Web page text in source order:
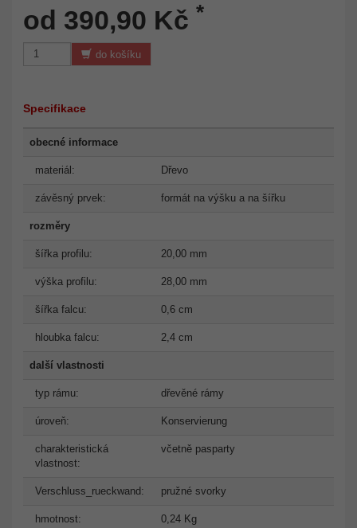
od 390,90 Kč *
do košíku
Specifikace
obecné informace
materiál: Dřevo
závěsný prvek: formát na výšku a na šířku
rozměry
šířka profilu: 20,00 mm
výška profilu: 28,00 mm
šířka falcu: 0,6 cm
hloubka falcu: 2,4 cm
další vlastnosti
typ rámu: dřevěné rámy
úroveň: Konservierung
charakteristická
vlastnost:
včetně pasparty
Verschluss_rueckwand: pružné svorky
hmotnost: 0,24 Kg